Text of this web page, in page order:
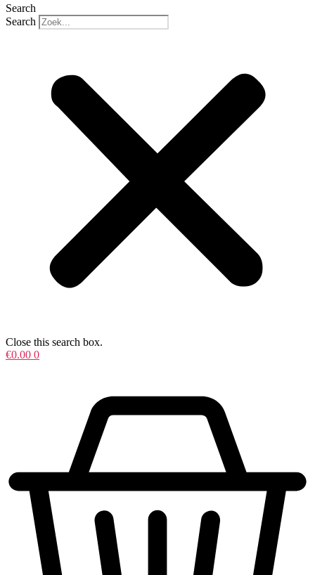
Search
Search
Close this search box.
€0.00 0